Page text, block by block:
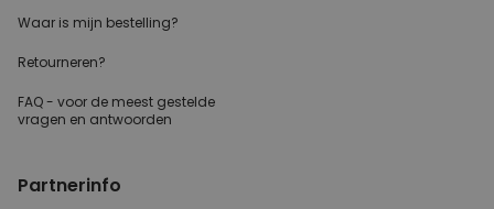
Waar is mijn bestelling?
Retourneren?
FAQ - voor de meest gestelde
vragen en antwoorden
Partnerinfo